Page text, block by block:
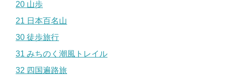
20 山歩
21 日本百名山
30 徒歩旅行
31 みちのく潮風トレイル
32 四国遍路旅